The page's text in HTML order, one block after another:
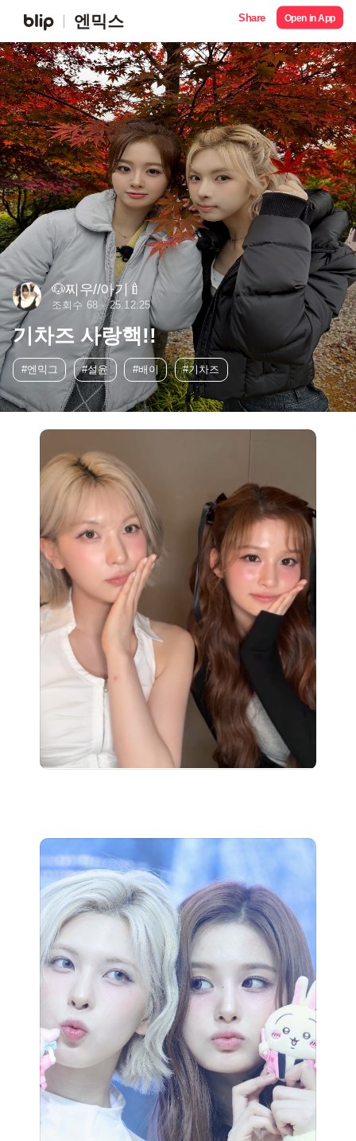
엔믹스 Share Open in App
🐶찌우//아기🍼
조회수 68 25.12.25
기차즈 사랑핵!!
#엔믹그 #설윤 #배이 #기차즈